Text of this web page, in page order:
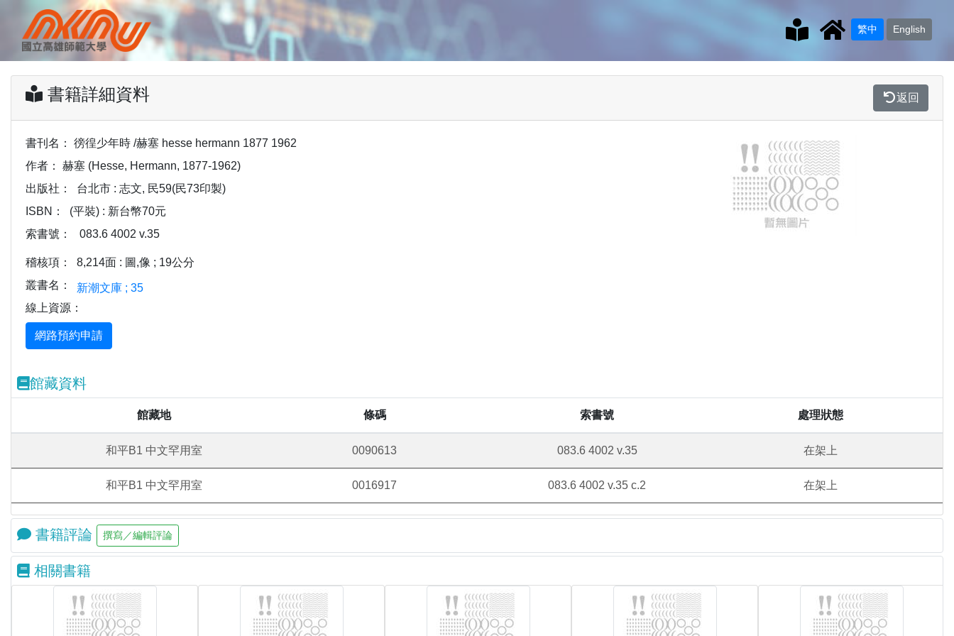
繁中 English
書籍詳細資料 返回
書刊名：
徬徨少年時 /赫塞 hesse hermann 1877 1962
作者：
赫塞 (Hesse, Hermann, 1877-1962)
出版社：
台北市 : 志文, 民59(民73印製)
ISBN：
(平裝) : 新台幣70元
索書號：
083.6 4002 v.35
稽核項：
8,214面 : 圖,像 ; 19公分
叢書名：
新潮文庫 ; 35
線上資源：
Previous
館藏資料
館藏地 條碼 索書號 處理狀態
和平B1 中文罕用室 0090613 083.6 4002 v.35 在架上
和平B1 中文罕用室 0016917 083.6 4002 v.35 c.2 在架上
書籍評論
相關書籍